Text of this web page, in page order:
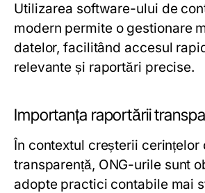
Utilizarea software-ului de
modern permite o gestionare
datelor, facilitând accesul
relevante și raportări precise.
Importanța raportării
În contextul creșterii cerințelor
transparență, ONG-urile sunt
adopte practici contabile mai